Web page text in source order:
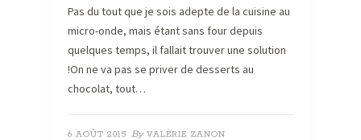
Pas du tout que je sois adepte de la cuisine au
micro-onde, mais étant sans four depuis
quelques temps, il fallait trouver une solution
!On ne va pas se priver de desserts au
chocolat, tout…
6 AOÛT 2015 By VALÉRIE ZANON